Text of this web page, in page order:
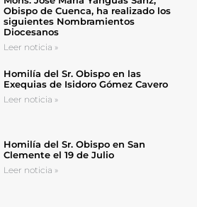
Obispo de Cuenca, ha realizado los
siguientes Nombramientos
Diocesanos
Leer noticia »
Homilía del Sr. Obispo en las
Exequias de Isidoro Gómez Cavero
Leer noticia »
Homilía del Sr. Obispo en San
Clemente el 19 de Julio
Leer noticia »